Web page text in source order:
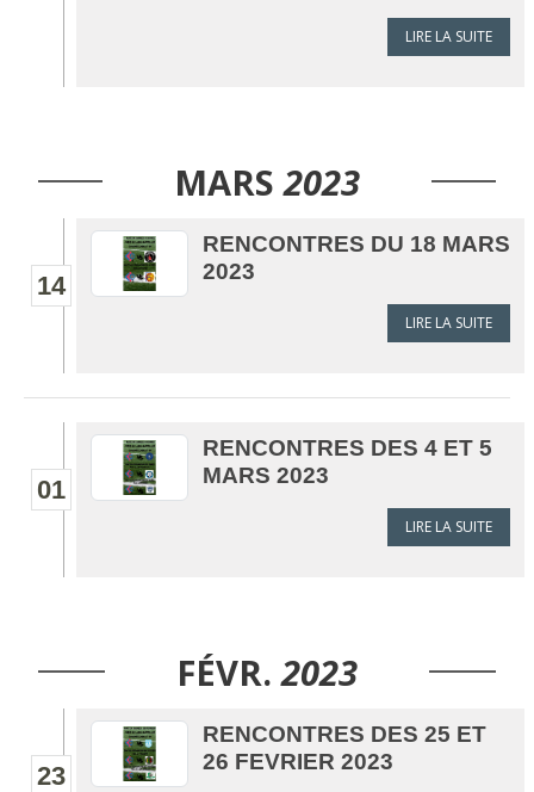
LIRE LA SUITE
MARS 2023
14
RENCONTRES DU 18 MARS
2023
LIRE LA SUITE
01
RENCONTRES DES 4 ET 5
MARS 2023
LIRE LA SUITE
FÉVR. 2023
23
RENCONTRES DES 25 ET
26 FEVRIER 2023